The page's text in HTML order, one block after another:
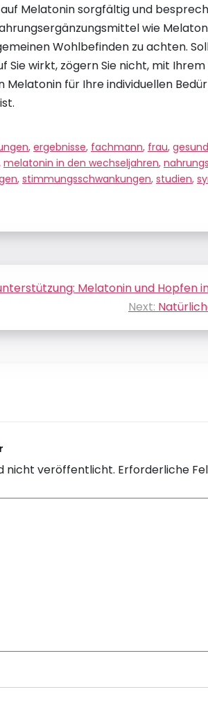
Melatonin sorgfältig und
wie
Wohlbefinden zu achten.
Sie wirkt, zögern Sie nicht, mit
Melatonin für Ihre individuellen
, ergebnisse, fachmann, frau,
melatonin in den wechseljahren,
, stimmungsschwankungen, studien,
Melatonin und Hopfen
Next:
nicht veröffentlicht. Erforderliche